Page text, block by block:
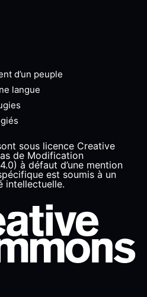
d’un peuple
langue
sous licence Creative
de Modification
à défaut d’une mention
est soumis à un
intellectuelle.